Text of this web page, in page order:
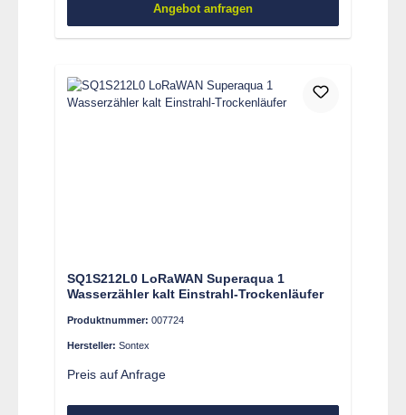
Angebot anfragen
SQ1S212L0 LoRaWAN Superaqua 1
Wasserzähler kalt Einstrahl-Trockenläufer
Produktnummer: 007724
Hersteller: Sontex
Preis auf Anfrage